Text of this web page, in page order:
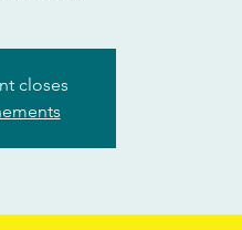
closes